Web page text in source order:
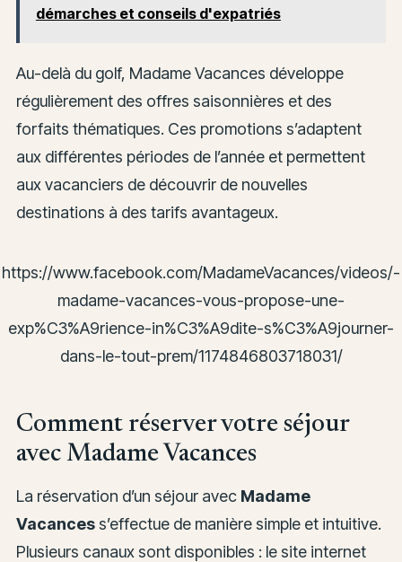
démarches et conseils d'expatriés
Au-delà du golf, Madame Vacances développe
régulièrement des offres saisonnières et des
forfaits thématiques. Ces promotions s’adaptent
aux différentes périodes de l’année et permettent
aux vacanciers de découvrir de nouvelles
destinations à des tarifs avantageux.
https://www.facebook.com/MadameVacances/videos/-
madame-vacances-vous-propose-une-
exp%C3%A9rience-in%C3%A9dite-s%C3%A9journer-
dans-le-tout-prem/1174846803718031/
Comment réserver votre séjour
avec Madame Vacances
La réservation d’un séjour avec Madame
Vacancess’effectue de manière simple et intuitive.
Plusieurs canaux sont disponibles : le site internet